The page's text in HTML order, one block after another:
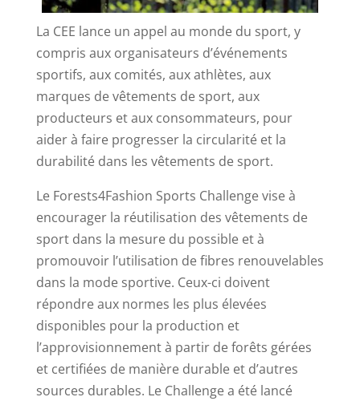
La CEE lance un appel au monde du sport, y
compris aux organisateurs d’événements
sportifs, aux comités, aux athlètes, aux
marques de vêtements de sport, aux
producteurs et aux consommateurs, pour
aider à faire progresser la circularité et la
durabilité dans les vêtements de sport.
Le Forests4Fashion Sports Challenge vise à
encourager la réutilisation des vêtements de
sport dans la mesure du possible et à
promouvoir l’utilisation de fibres renouvelables
dans la mode sportive. Ceux-ci doivent
répondre aux normes les plus élevées
disponibles pour la production et
l’approvisionnement à partir de forêts gérées
et certifiées de manière durable et d’autres
sources durables. Le Challenge a été lancé